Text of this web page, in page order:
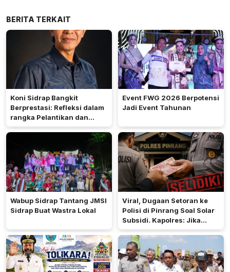
BERITA TERKAIT
Koni Sidrap Bangkit
Berprestasi: Refleksi dalam
rangka Pelantikan dan
Rakerda 2026
Event FWG 2026 Berpotensi
Jadi Event Tahunan
Wabup Sidrap Tantang JMSI
Sidrap Buat Wastra Lokal
Viral, Dugaan Setoran ke
Polisi di Pinrang Soal Solar
Subsidi. Kapolres: Jika
Terbukti Akan Diproses